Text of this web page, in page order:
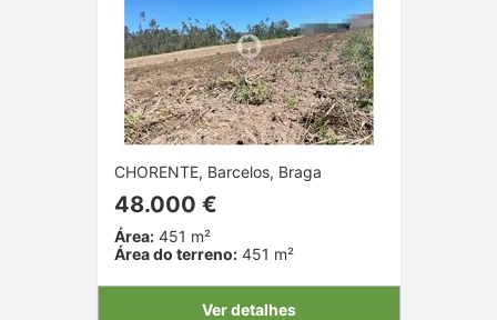
CHORENTE, Barcelos, Braga
48.000 €
Área:451 m²
Área do terreno:451 m²
Ver detalhes